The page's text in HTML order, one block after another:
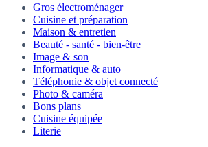
Gros électroménager
Cuisine et préparation
Maison & entretien
Beauté - santé - bien-être
Image & son
Informatique & auto
Téléphonie & objet connecté
Photo & caméra
Bons plans
Cuisine équipée
Literie